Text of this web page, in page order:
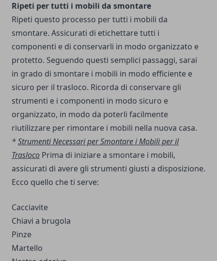
Ripeti per tutti i mobili da smontare
Ripeti questo processo per tutti i mobili da
smontare. Assicurati di etichettare tutti i
componenti e di conservarli in modo organizzato e
protetto. Seguendo questi semplici passaggi, sarai
in grado di smontare i mobili in modo efficiente e
sicuro per il trasloco. Ricorda di conservare gli
strumenti e i componenti in modo sicuro e
organizzato, in modo da poterli facilmente
riutilizzare per rimontare i mobili nella nuova casa.
*Strumenti Necessari per Smontare i Mobili per il
Trasloco Prima di iniziare a smontare i mobili,
assicurati di avere gli strumenti giusti a disposizione.
Ecco quello che ti serve:
Cacciavite
Chiavi a brugola
Pinze
Martello